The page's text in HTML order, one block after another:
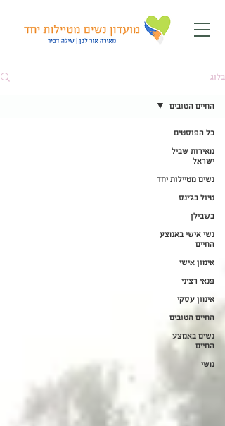
בלוג
כל הפוסטים
מאירות שביל
ישראל
נשים מטיילות יחד
טיול בג'ינס
בשבילן
נשי אישי באמצע
החיים
אימון אישי
פנאי רציני
אימון עסקי
החיים הטובים
נשים באמצע
החיים
משי
החיים הטובים